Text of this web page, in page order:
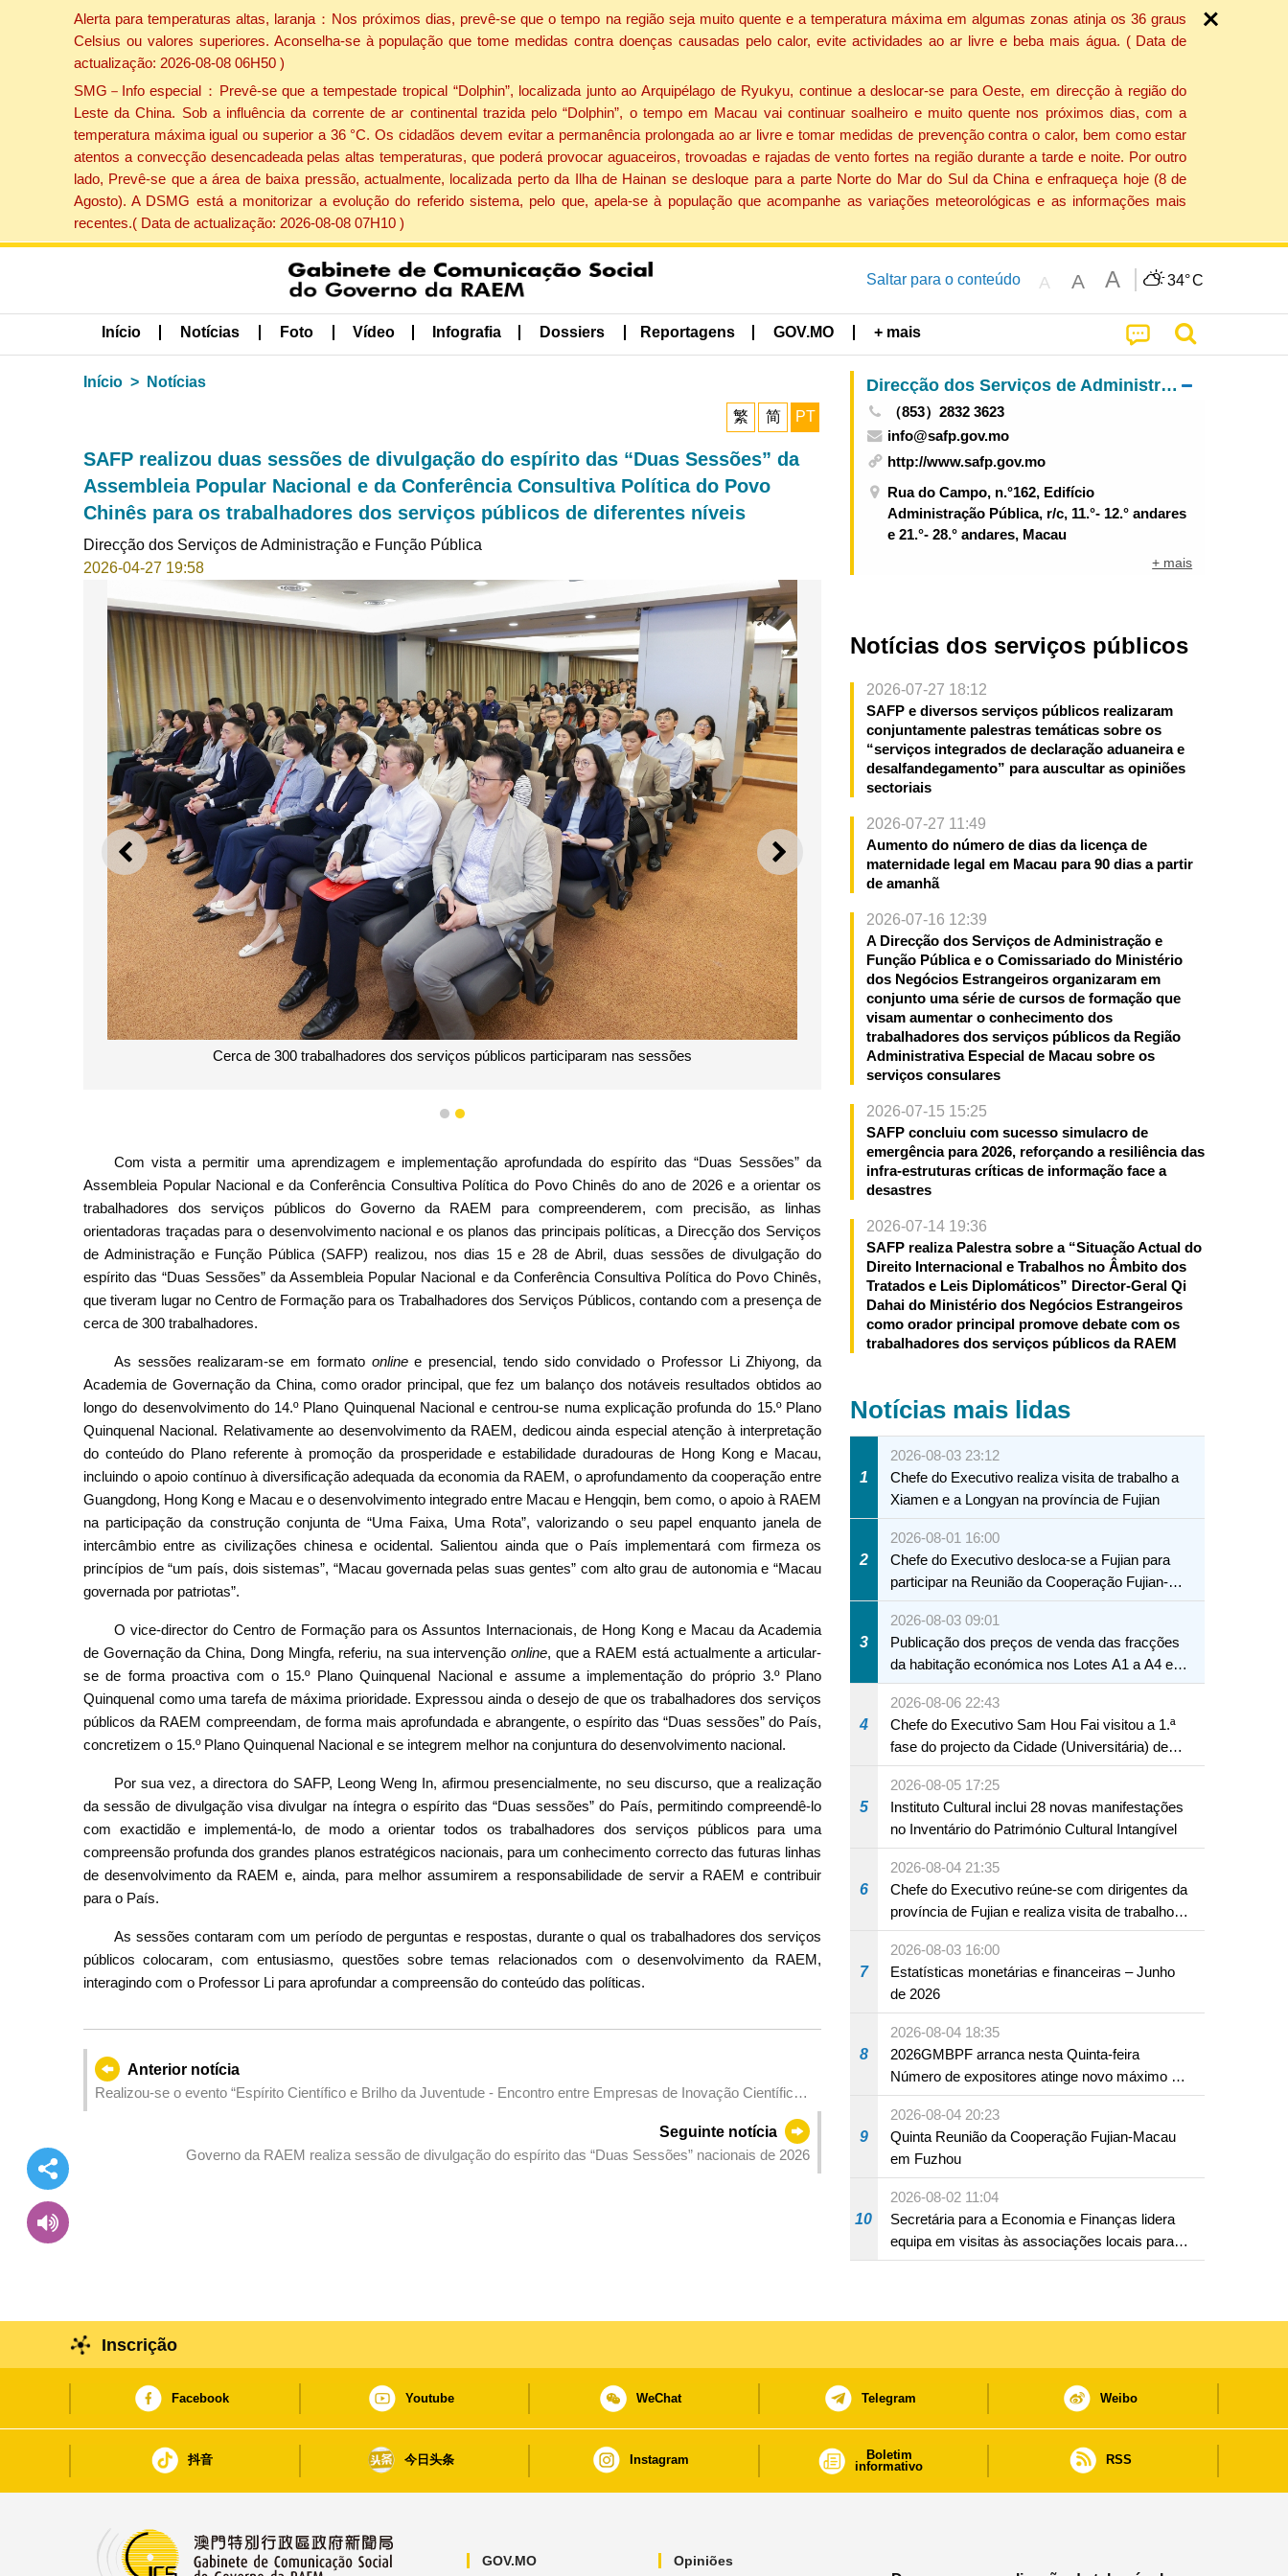
Alerta para temperaturas altas, laranja：Nos próximos dias, prevê-se que o tempo na região seja muito quente e a temperatura máxima em algumas zonas atinja os 36 graus
Celsius ou valores superiores. Aconselha-se à população que tome medidas contra doenças causadas pelo calor, evite actividades ao ar livre e beba mais água. ( Data de
actualização: 2026-08-08 06H50 )
SMG－Info especial：Prevê-se que a tempestade tropical “Dolphin”, localizada junto ao Arquipélago de Ryukyu, continue a deslocar-se para Oeste, em direcção à região do
Leste da China. Sob a influência da corrente de ar continental trazida pelo “Dolphin”, o tempo em Macau vai continuar soalheiro e muito quente nos próximos dias, com a
temperatura máxima igual ou superior a 36 °C. Os cidadãos devem evitar a permanência prolongada ao ar livre e tomar medidas de prevenção contra o calor, bem como estar
atentos a convecção desencadeada pelas altas temperaturas, que poderá provocar aguaceiros, trovoadas e rajadas de vento fortes na região durante a tarde e noite. Por outro
lado, Prevê-se que a área de baixa pressão, actualmente, localizada perto da Ilha de Hainan se desloque para a parte Norte do Mar do Sul da China e enfraqueça hoje (8 de
Agosto). A DSMG está a monitorizar a evolução do referido sistema, pelo que, apela-se à população que acompanhe as variações meteorológicas e as informações mais
recentes.( Data de actualização: 2026-08-08 07H10 )
Saltar para o conteúdo A A A 34°C
Início Notícias Foto Vídeo Infografia Dossiers Reportagens GOV.MO + mais
Início Notícias
繁 简 PT
SAFP realizou duas sessões de divulgação do espírito das “Duas Sessões” da
Assembleia Popular Nacional e da Conferência Consultiva Política do Povo
Chinês para os trabalhadores dos serviços públicos de diferentes níveis
Direcção dos Serviços de Administração e Função Pública
2026-04-27 19:58
ANTERIOR SEGUINTE
Cerca de 300 trabalhadores dos serviços públicos participaram nas sessões
1 2
Com vista a permitir uma aprendizagem e implementação aprofundada do espírito das “Duas Sessões” da
Assembleia Popular Nacional e da Conferência Consultiva Política do Povo Chinês do ano de 2026 e a orientar os
trabalhadores dos serviços públicos do Governo da RAEM para compreenderem, com precisão, as linhas
orientadoras traçadas para o desenvolvimento nacional e os planos das principais políticas, a Direcção dos Serviços
de Administração e Função Pública (SAFP) realizou, nos dias 15 e 28 de Abril, duas sessões de divulgação do
espírito das “Duas Sessões” da Assembleia Popular Nacional e da Conferência Consultiva Política do Povo Chinês,
que tiveram lugar no Centro de Formação para os Trabalhadores dos Serviços Públicos, contando com a presença de
cerca de 300 trabalhadores.
As sessões realizaram-se em formato onlinee presencial, tendo sido convidado o Professor Li Zhiyong, da
Academia de Governação da China, como orador principal, que fez um balanço dos notáveis resultados obtidos ao
longo do desenvolvimento do 14.º Plano Quinquenal Nacional e centrou-se numa explicação profunda do 15.º Plano
Quinquenal Nacional. Relativamente ao desenvolvimento da RAEM, dedicou ainda especial atenção à interpretação
do conteúdo do Plano referente à promoção da prosperidade e estabilidade duradouras de Hong Kong e Macau,
incluindo o apoio contínuo à diversificação adequada da economia da RAEM, o aprofundamento da cooperação entre
Guangdong, Hong Kong e Macau e o desenvolvimento integrado entre Macau e Hengqin, bem como, o apoio à RAEM
na participação da construção conjunta de “Uma Faixa, Uma Rota”, valorizando o seu papel enquanto janela de
intercâmbio entre as civilizações chinesa e ocidental. Salientou ainda que o País implementará com firmeza os
princípios de “um país, dois sistemas”, “Macau governada pelas suas gentes” com alto grau de autonomia e “Macau
governada por patriotas”.
O vice-director do Centro de Formação para os Assuntos Internacionais, de Hong Kong e Macau da Academia
de Governação da China, Dong Mingfa, referiu, na sua intervençãoonline, que a RAEM está actualmente a articular-
se de forma proactiva com o 15.º Plano Quinquenal Nacional e assume a implementação do próprio 3.º Plano
Quinquenal como uma tarefa de máxima prioridade. Expressou ainda o desejo de que os trabalhadores dos serviços
públicos da RAEM compreendam, de forma mais aprofundada e abrangente, o espírito das “Duas sessões” do País,
concretizem o 15.º Plano Quinquenal Nacional e se integrem melhor na conjuntura do desenvolvimento nacional.
Por sua vez, a directora do SAFP, Leong Weng In, afirmou presencialmente, no seu discurso, que a realização
da sessão de divulgação visa divulgar na íntegra o espírito das “Duas sessões” do País, permitindo compreendê-lo
com exactidão e implementá-lo, de modo a orientar todos os trabalhadores dos serviços públicos para uma
compreensão profunda dos grandes planos estratégicos nacionais, para um conhecimento correcto das futuras linhas
de desenvolvimento da RAEM e, ainda, para melhor assumirem a responsabilidade de servir a RAEM e contribuir
para o País.
As sessões contaram com um período de perguntas e respostas, durante o qual os trabalhadores dos serviços
públicos colocaram, com entusiasmo, questões sobre temas relacionados com o desenvolvimento da RAEM,
interagindo com o Professor Li para aprofundar a compreensão do conteúdo das políticas.
Anterior notícia
Realizou-se o evento “Espírito Científico e Brilho da Juventude - Encontro entre Empresas de Inovação Científica e
Seguinte notícia
Governo da RAEM realiza sessão de divulgação do espírito das “Duas Sessões” nacionais de 2026
Direcção dos Serviços de Administração e Função Pública
（853）2832 3623
info@safp.gov.mo
http://www.safp.gov.mo
Rua do Campo, n.°162, Edifício
Administração Pública, r/c, 11.°- 12.° andares
e 21.°- 28.° andares, Macau
+ mais
Notícias dos serviços públicos
2026-07-27 18:12
SAFP e diversos serviços públicos realizaram
conjuntamente palestras temáticas sobre os
“serviços integrados de declaração aduaneira e
desalfandegamento” para auscultar as opiniões
sectoriais
2026-07-27 11:49
Aumento do número de dias da licença de
maternidade legal em Macau para 90 dias a partir
de amanhã
2026-07-16 12:39
A Direcção dos Serviços de Administração e
Função Pública e o Comissariado do Ministério
dos Negócios Estrangeiros organizaram em
conjunto uma série de cursos de formação que
visam aumentar o conhecimento dos
trabalhadores dos serviços públicos da Região
Administrativa Especial de Macau sobre os
serviços consulares
2026-07-15 15:25
SAFP concluiu com sucesso simulacro de
emergência para 2026, reforçando a resiliência das
infra-estruturas críticas de informação face a
desastres
2026-07-14 19:36
SAFP realiza Palestra sobre a “Situação Actual do
Direito Internacional e Trabalhos no Âmbito dos
Tratados e Leis Diplomáticos” Director-Geral Qi
Dahai do Ministério dos Negócios Estrangeiros
como orador principal promove debate com os
trabalhadores dos serviços públicos da RAEM
Notícias mais lidas
1
2026-08-03 23:12
Chefe do Executivo realiza visita de trabalho a
Xiamen e a Longyan na província de Fujian
2
2026-08-01 16:00
Chefe do Executivo desloca-se a Fujian para
participar na Reunião da Cooperação Fujian-
Macau
3
2026-08-03 09:01
Publicação dos preços de venda das fracções
da habitação económica nos Lotes A1 a A4 e
A12 da Zona A dos Novos Aterros
4
2026-08-06 22:43
Chefe do Executivo Sam Hou Fai visitou a 1.ª
fase do projecto da Cidade (Universitária) de
Educação Internacional de Macau e Hengqin
5
2026-08-05 17:25
Instituto Cultural inclui 28 novas manifestações
no Inventário do Património Cultural Intangível
6
2026-08-04 21:35
Chefe do Executivo reúne-se com dirigentes da
província de Fujian e realiza visita de trabalho
em Fuzhou
7
2026-08-03 16:00
Estatísticas monetárias e financeiras – Junho
de 2026
8
2026-08-04 18:35
2026GMBPF arranca nesta Quinta-feira
Número de expositores atinge novo máximo em
18 anos
9
2026-08-04 20:23
Quinta Reunião da Cooperação Fujian-Macau
em Fuzhou
10
2026-08-02 11:04
Secretária para a Economia e Finanças lidera
equipa em visitas às associações locais para
consolidar consensos e promover os trabalhos
Inscrição
Facebook Youtube WeChat Telegram Weibo
抖音 今日头条 Instagram
Boletim
informativo
RSS
GOV.MO Opiniões